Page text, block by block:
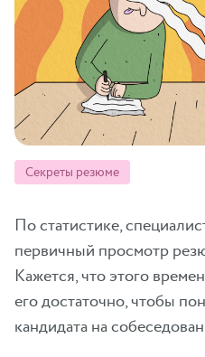
Секреты резюме
По статистике,
первичный просмотр
Кажется, что этого
его достаточно, чтобы
кандидата на